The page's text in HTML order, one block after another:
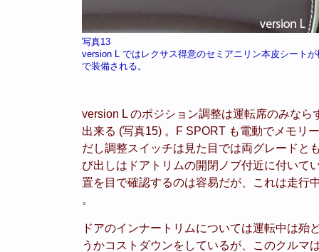
写真13
version L ではレクサス得意のセミアニリン本皮シートが
で装備される。
version L のポジション調整は運転席のみな
出来る (写真15) 。F SPORT も電動でメモリ
だし調整スイッチは見た目では両グレードと
び出しはドアトリムの開閉ノブ付近に付いて
置を目で確認するのは容易だが、これは走行
。
ドアのインナートリムについては運転中は殆
うかコストダウンをしているが、このクルマ